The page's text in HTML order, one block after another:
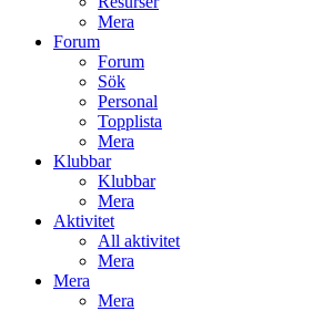
Mera
Forum
Forum
Sök
Personal
Topplista
Mera
Klubbar
Klubbar
Mera
Aktivitet
All aktivitet
Mera
Mera
Mera